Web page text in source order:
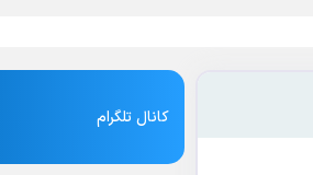
کانال تلگرام